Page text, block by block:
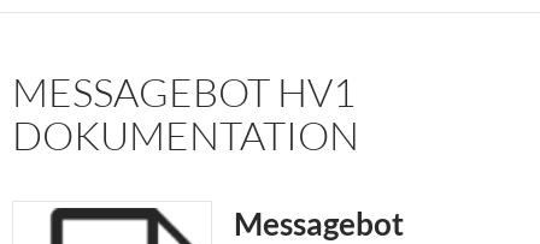
MESSAGEBOT HV1
DOKUMENTATION
Messagebot